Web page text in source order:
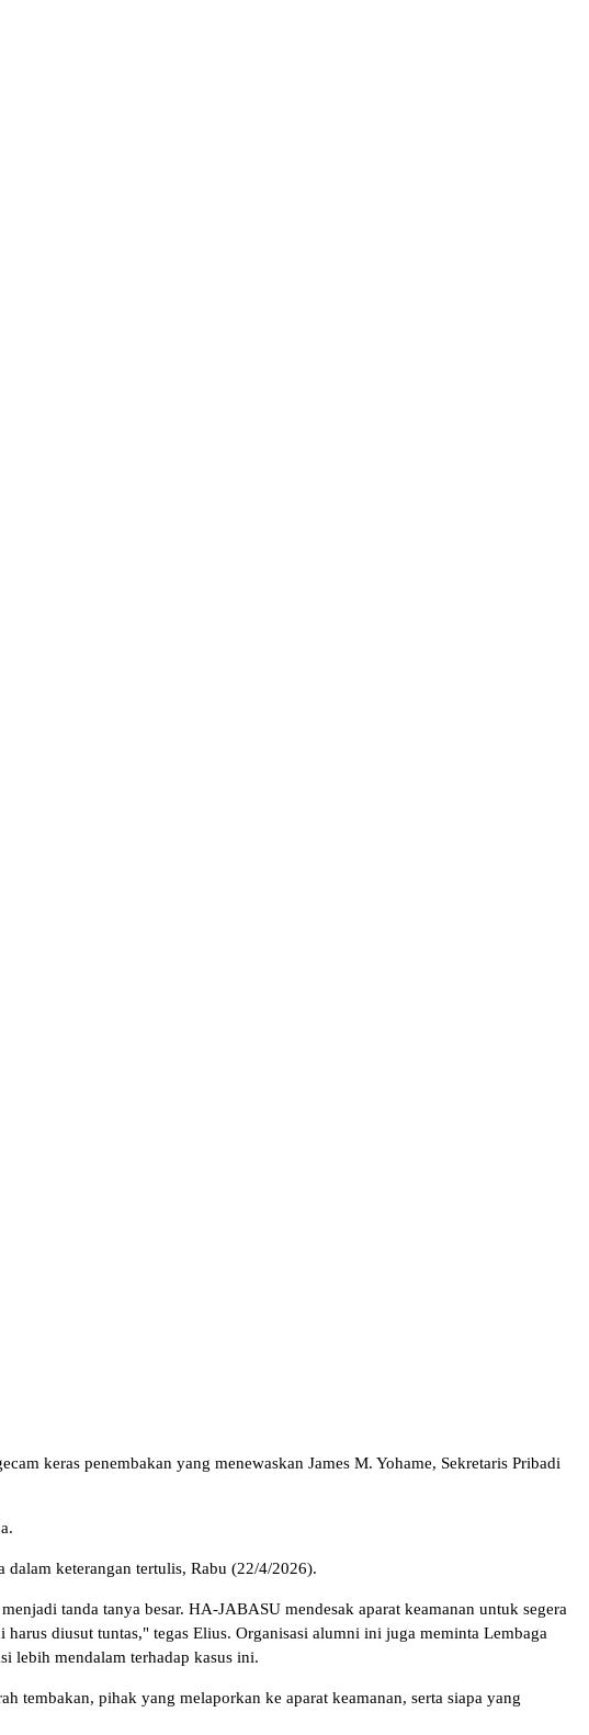
keras penembakan yang menewaskan James M. Yohame, Sekretaris Pribadi
keterangan tertulis, Rabu (22/4/2026).
tanda tanya besar. HA-JABASU mendesak aparat keamanan untuk segera
diusut tuntas," tegas Elius. Organisasi alumni ini juga meminta Lembaga
lebih mendalam terhadap kasus ini.
tembakan, pihak yang melaporkan ke aparat keamanan, serta siapa yang